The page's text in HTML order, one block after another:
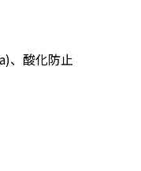
、酸化防止